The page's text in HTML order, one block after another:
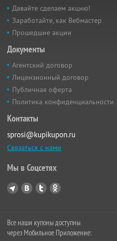
Давайте сделаем акцию!
Заработайте, как Вебмастер
Прошедшие акции
Документы
Агентский договор
Лицензионный договор
Публичная оферта
Политика конфиденциальности
Контакты
sprosi@kupikupon.ru
Связаться с нами
Мы в Соцсетях
Все наши купоны доступны
через Мобильное Приложение: